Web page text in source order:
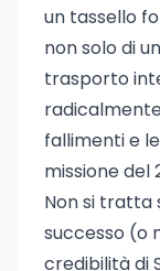
un tassello
non solo di
trasporto
fallimenti e
missione
Non si tratta
successo (o
credibilità di